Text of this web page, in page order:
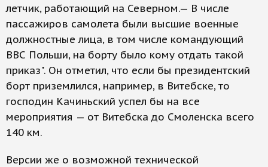
летчик, работающий на Северном.— В числе
пассажиров самолета были высшие военные
должностные лица, в том числе командующий
ВВС Польши, на борту было кому отдать такой
приказ". Он отметил, что если бы президентский
борт приземлился, например, в Витебске, то
господин Качиньский успел бы на все
мероприятия — от Витебска до Смоленска всего
140 км.
Версии же о возможной технической